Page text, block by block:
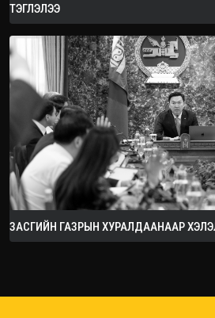
ТЭГЛЭЛЭЭ
ЗАСГИЙН ГАЗРЫН ХУРАЛДААНААР